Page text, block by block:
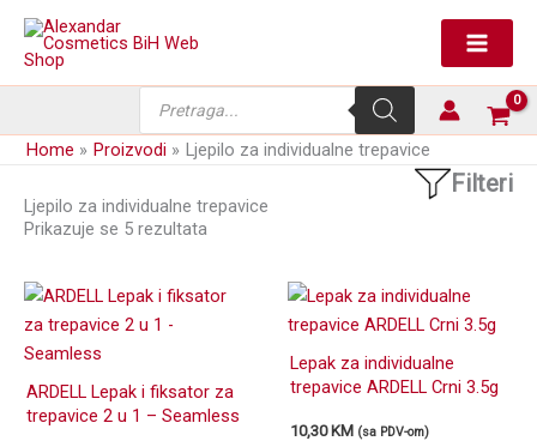
Skip
content
search
Home Proizvodi Ljepilo za individualne trepavice
Ljepilo za individualne trepavice
Filteri
Prikazuje se 5 rezultata
ARDELL Lepak i fiksator za
trepavice 2 u 1 – Seamless
Lepak za individualne
trepavice ARDELL Crni 3.5g
10,30KM (sa PDV-om)